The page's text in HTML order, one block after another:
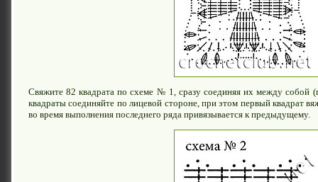
Свяжите 82 квадрата по схеме № 1, сразу соединяя их между собой
квадраты соединяйте по лицевой стороне, при этом первый квадрат
во время выполнения последнего ряда привязывается к предыдущему.